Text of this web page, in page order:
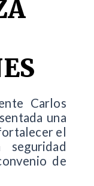
Carlos
una
el
de